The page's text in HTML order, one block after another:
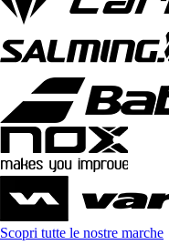
Scopri tutte le nostre marche